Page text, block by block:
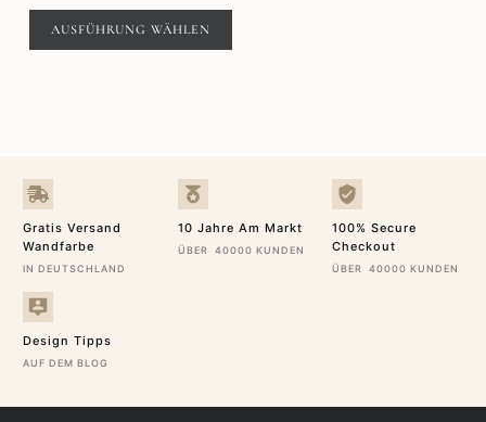
bis
234,00€
AUSFÜHRUNG WÄHLEN
Gratis Versand
Wandfarbe
IN DEUTSCHLAND
10 Jahre Am Markt
ÜBER 40000 KUNDEN
100% Secure
Checkout
ÜBER 40000 KUNDEN
Design Tipps
AUF DEM BLOG